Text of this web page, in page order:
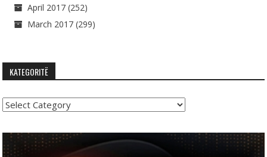
April 2017 (252)
March 2017 (299)
KATEGORITË
Kategoritë